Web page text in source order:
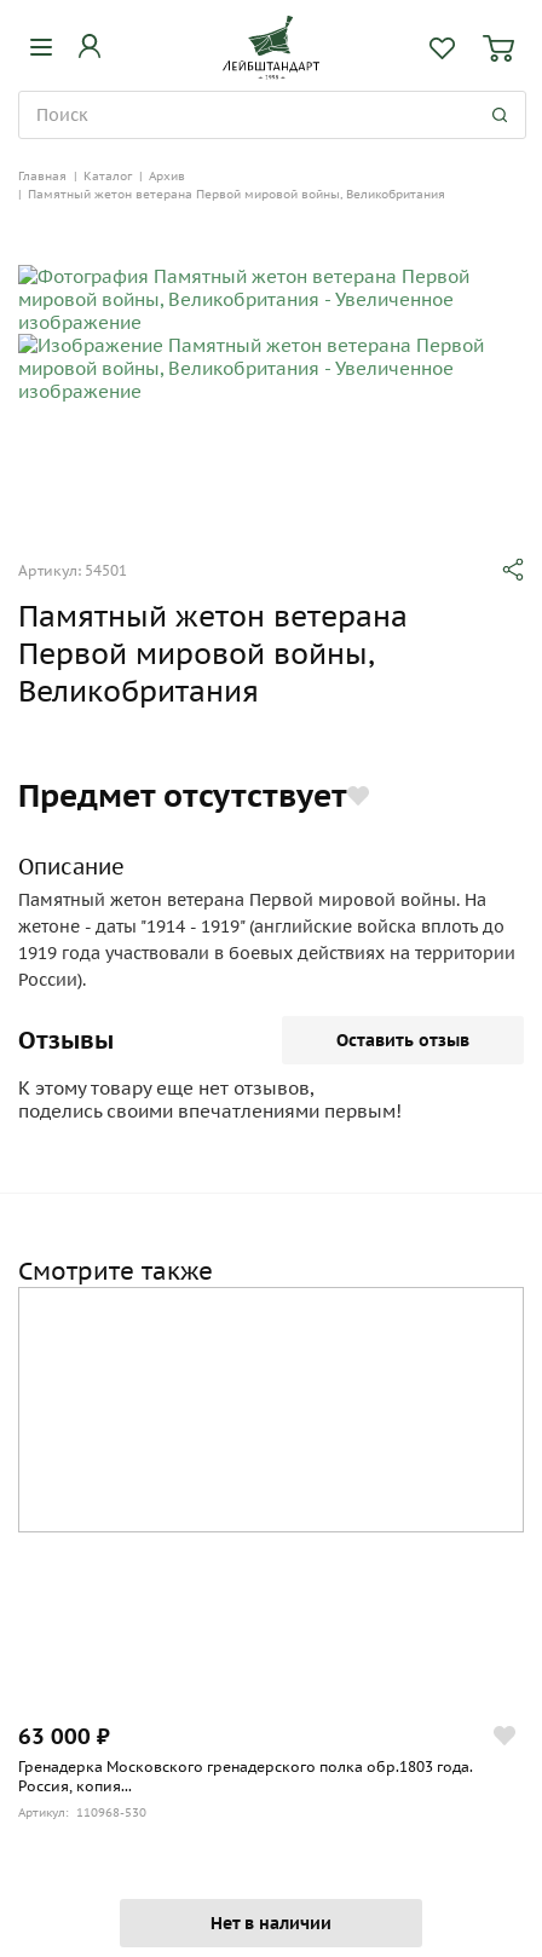
Главная | Каталог | Архив
| Памятный жетон ветерана Первой мировой войны, Великобритания
Артикул: 54501
Памятный жетон ветерана
Первой мировой войны,
Великобритания
Предмет отсутствует
Описание
Памятный жетон ветерана Первой мировой войны. На
жетоне - даты "1914 - 1919" (английские войска вплоть до
1919 года участвовали в боевых действиях на территории
России).
Отзывы Оставить отзыв
К этому товару еще нет отзывов,
поделись своими впечатлениями первым!
Смотрите также
63 000 ₽
Гренадерка Московского гренадерского полка обр.1803 года.
Россия, копия...
Артикул: 110968-530
Нет в наличии